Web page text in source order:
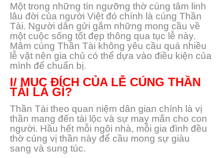
Một trong những tín ngưỡng thờ cúng tâm linh
lâu đời của người Việt đó chính là cúng Thần
Tài. Người dân gửi gắm những mong cầu về
một cuộc sống tốt đẹp thông qua tục lễ này.
Mâm cúng Thần Tài không yêu cầu quá nhiều
lễ vật nên gia chủ có thể dựa vào điều kiện của
mình để chuẩn bị.
I/ MỤC ĐÍCH CỦA LỄ CÚNG THẦN
TÀI LÀ GÌ?
Thần Tài theo quan niệm dân gian chính là vị
thần mang đến tài lộc và sự may mắn cho con
người. Hầu hết mỗi ngôi nhà, mỗi gia đình đều
thờ cúng vị thần này để cầu mong sự giàu
sang và sung túc.